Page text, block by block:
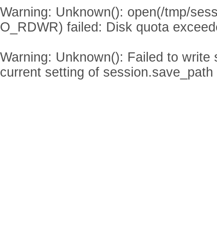
Warning: Unknown(): open(/tmp/
O_RDWR) failed: Disk quota
Warning: Unknown(): Failed to
current setting of